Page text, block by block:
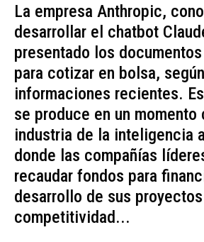
La empresa Anthropic,
desarrollar el chatbot
presentado los
para cotizar en bolsa, según
informaciones recientes.
se produce en un momento
industria de la inteligencia
donde las compañías
recaudar fondos para
desarrollo de sus
competitividad...